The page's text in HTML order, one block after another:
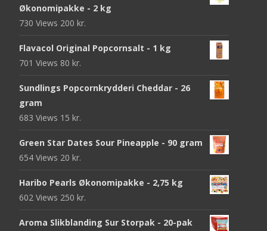
Økonomipakke - 2 kg
730 Views 200 kr.
Flavacol Original Popcornsalt - 1 kg
701 Views 80 kr.
Sundlings Popcornkrydderi Cheddar - 26
gram
683 Views 15 kr.
Green Star Dates Sour Pineapple - 90 gram
654 Views 20 kr.
Haribo Pearls Økonomipakke - 2,75 kg
602 Views 250 kr.
Aroma Slikblanding Sur Storpak - 20-pak